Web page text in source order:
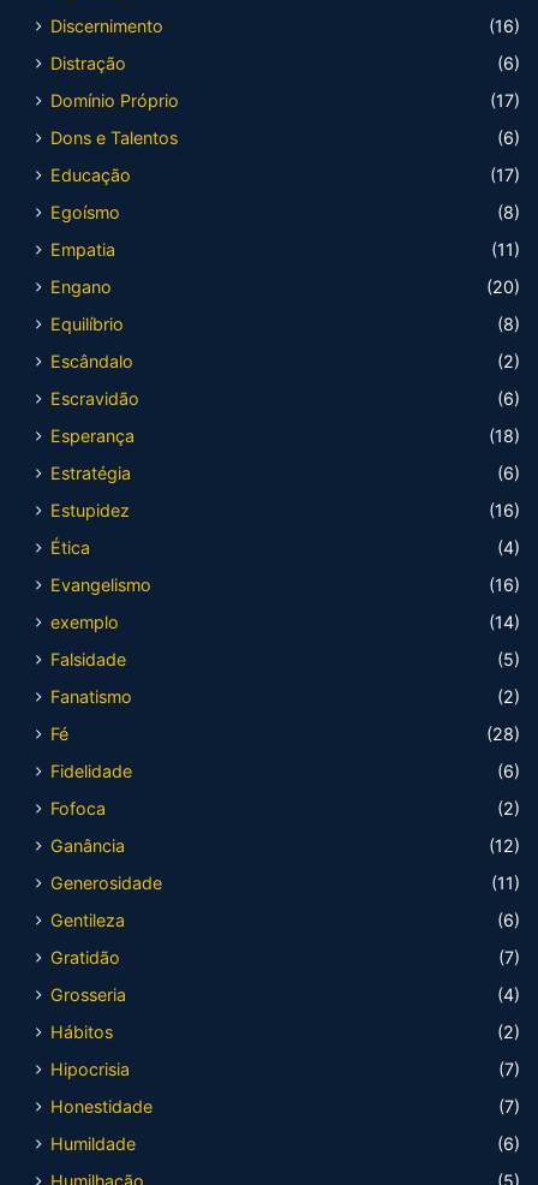
Discernimento
(16)
Distração
(6)
Domínio Próprio
(17)
Dons e Talentos
(6)
Educação
(17)
Egoísmo
(8)
Empatia
(11)
Engano
(20)
Equilíbrio
(8)
Escândalo
(2)
Escravidão
(6)
Esperança
(18)
Estratégia
(6)
Estupidez
(16)
Ética
(4)
Evangelismo
(16)
exemplo
(14)
Falsidade
(5)
Fanatismo
(2)
Fé
(28)
Fidelidade
(6)
Fofoca
(2)
Ganância
(12)
Generosidade
(11)
Gentileza
(6)
Gratidão
(7)
Grosseria
(4)
Hábitos
(2)
Hipocrisia
(7)
Honestidade
(7)
Humildade
(6)
Humilhação
(5)